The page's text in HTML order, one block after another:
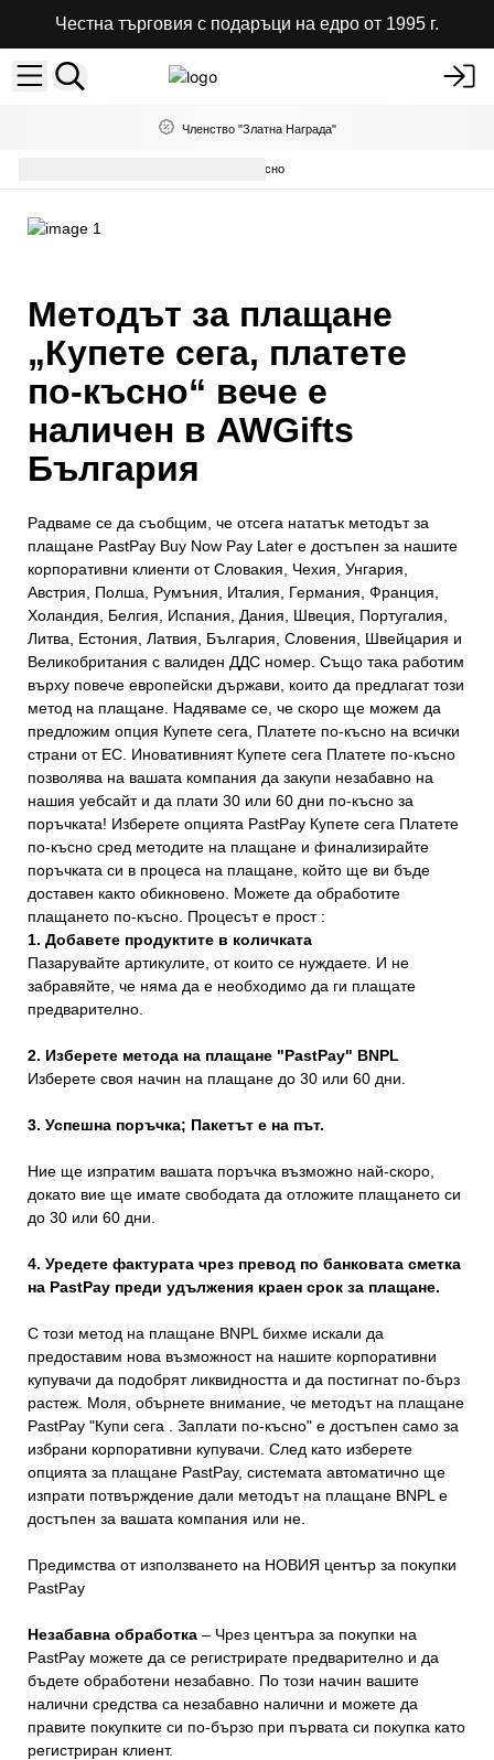
Честна търговия с подаръци на едро от 1995 г.
Членство "Златна Награда"
PastPay - Купи сега , Плати по-късно
Методът за плащане
„Купете сега, платете
по-късно“ вече е
наличен в AWGifts
България
Радваме се да съобщим, че отсега нататък методът за
плащане PastPay Buy Now Pay Later е достъпен за нашите
корпоративни клиенти от Словакия, Чехия, Унгария,
Австрия, Полша, Румъния, Италия, Германия, Франция,
Холандия, Белгия, Испания, Дания, Швеция, Португалия,
Литва, Естония, Латвия, България, Словения, Швейцария и
Великобритания с валиден ДДС номер. Също така работим
върху повече европейски държави, които да предлагат този
метод на плащане. Надяваме се, че скоро ще можем да
предложим опция Купете сега, Платете по-късно на всички
страни от ЕС. Иновативният Купете сега Платете по-късно
позволява на вашата компания да закупи незабавно на
нашия уебсайт и да плати 30 или 60 дни по-късно за
поръчката! Изберете опцията PastPay Купете сега Платете
по-късно сред методите на плащане и финализирайте
поръчката си в процеса на плащане, който ще ви бъде
доставен както обикновено. Можете да обработите
плащането по-късно. Процесът е прост :
1. Добавете продуктите в количката
Пазарувайте артикулите, от които се нуждаете. И не
забравяйте, че няма да е необходимо да ги плащате
предварително.
2. Изберете метода на плащане "PastPay" BNPL
Изберете своя начин на плащане до 30 или 60 дни.
3. Успешна поръчка; Пакетът е на път.
Ние ще изпратим вашата поръчка възможно най-скоро,
докато вие ще имате свободата да отложите плащането си
до 30 или 60 дни.
4. Уредете фактурата чрез превод по банковата сметка
на PastPay преди удължения краен срок за плащане.
С този метод на плащане BNPL бихме искали да
предоставим нова възможност на нашите корпоративни
купувачи да подобрят ликвидността и да постигнат по-бърз
растеж. Моля, обърнете внимание, че методът на плащане
PastPay "Купи сега . Заплати по-късно" е достъпен само за
избрани корпоративни купувачи. След като изберете
опцията за плащане PastPay, системата автоматично ще
изпрати потвърждение дали методът на плащане BNPL е
достъпен за вашата компания или не.
Предимства от използването на НОВИЯ център за покупки
PastPay
Незабавна обработка – Чрез центъра за покупки на
PastPay можете да се регистрирате предварително и да
бъдете обработени незабавно. По този начин вашите
налични средства са незабавно налични и можете да
правите покупките си по-бързо при първата си покупка като
регистриран клиент.